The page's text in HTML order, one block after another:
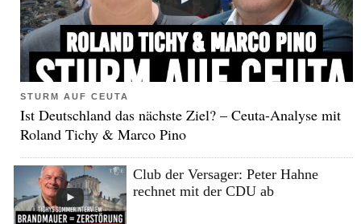
STURM AUF CEUTA
Ist Deutschland das nächste Ziel? – Ceuta-Analyse mit
Roland Tichy & Marco Pino
Club der Versager: Peter Hahne
rechnet mit der CDU ab